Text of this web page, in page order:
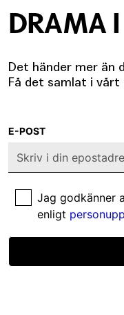
DRAMA
Det händer mer än
Få det samlat i vårt
E-POST
Jag godkänner
enligt